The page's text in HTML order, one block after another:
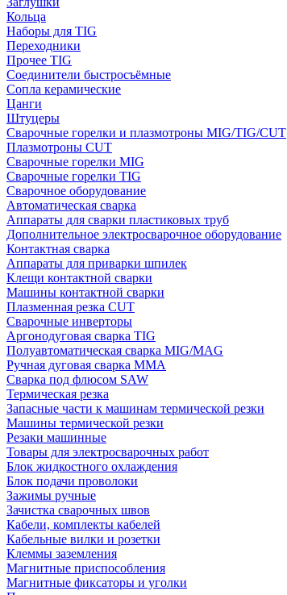
Кольца
Наборы для TIG
Переходники
Прочее TIG
Соединители быстросъёмные
Сопла керамические
Цанги
Штуцеры
Сварочные горелки и плазмотроны MIG/TIG/CUT
Плазмотроны CUT
Сварочные горелки MIG
Сварочные горелки TIG
Сварочное оборудование
Автоматическая сварка
Аппараты для сварки пластиковых труб
Дополнительное электросварочное оборудование
Контактная сварка
Аппараты для приварки шпилек
Клещи контактной сварки
Машины контактной сварки
Плазменная резка CUT
Сварочные инверторы
Аргонодуговая сварка TIG
Полуавтоматическая сварка MIG/MAG
Ручная дуговая сварка MMA
Сварка под флюсом SAW
Термическая резка
Запасные части к машинам термической резки
Машины термической резки
Резаки машинные
Товары для электросварочных работ
Блок жидкостного охлаждения
Блок подачи проволоки
Зажимы ручные
Зачистка сварочных швов
Кабели, комплекты кабелей
Кабельные вилки и розетки
Клеммы заземления
Магнитные приспособления
Магнитные фиксаторы и уголки